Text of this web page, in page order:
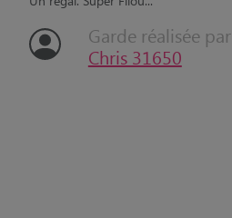
Garde réalisée par
Chris 31650